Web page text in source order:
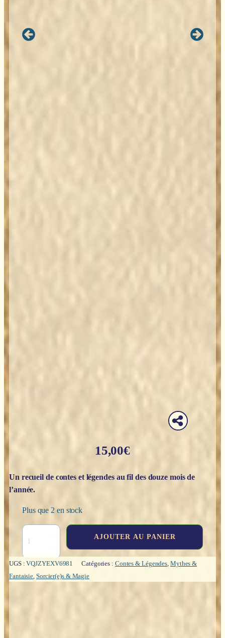
15,00€
Un recueil de contes et légendes au fil des douze mois de
l’année.
Plus que 2 en stock
sorcier
Pierre
AJOUTER AU PANIER
UGS :VQJZYEXV6981 Catégories : Contes & Légendes, Mythes &
Fantaisie, Sorcier(e)s & Magie